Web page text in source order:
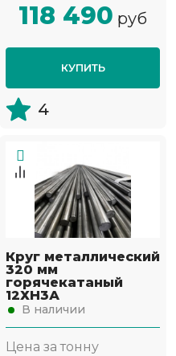
118 490 руб
КУПИТЬ
4
Круг металлический
320 мм
горячекатаный
12ХН3А
В наличии
Цена за тонну